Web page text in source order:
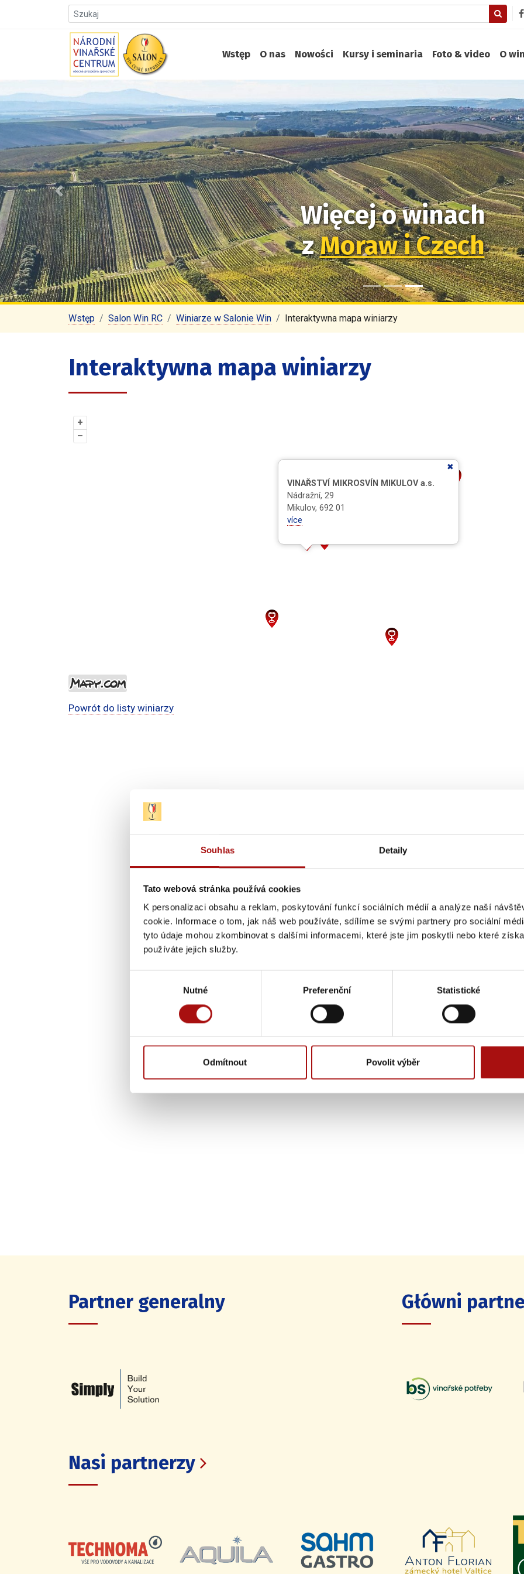
Souhlas Detaily
Tato webová stránka používá cookies
K personalizaci obsahu a reklam, poskytování funkcí sociálních médií a analýze naší
cookie. Informace o tom, jak náš web používáte, sdílíme se svými partnery pro sociální
tyto údaje mohou zkombinovat s dalšími informacemi, které jste jim poskytli nebo které
používáte jejich služby.
Nutné Preferenční Statistické
Odmítnout Povolit výběr
Wstęp O nas Nowości Kursy i seminaria Foto & video O
Więcej o winach
zMoraw i Czech
Předchozí
Wstęp Salon Win RC Winiarze w Salonie Win Interaktywna mapa winiarzy
Interaktywna mapa winiarzy
VINAŘSTVÍ MIKROSVÍN MIKULOV a.s.
Nádražní, 29
Mikulov, 692 01
více
+
–
Powrót do listy winiarzy
Partner generalny Główni
Nasi partnerzy